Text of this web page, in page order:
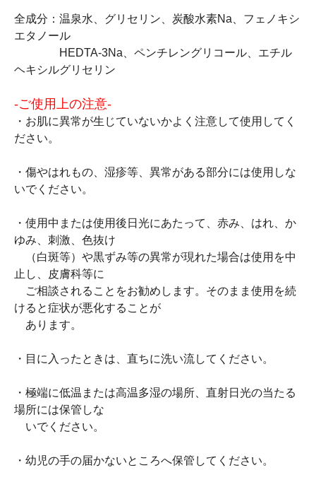
全成分：温泉水、グリセリン、炭酸水素Na、フェノキシ
エタノール
HEDTA-3Na、ペンチレングリコール、エチル
ヘキシルグリセリン
-ご使用上の注意-
・お肌に異常が生じていないかよく注意して使用してく
ださい。
・傷やはれもの、湿疹等、異常がある部分には使用しな
いでください。
・使用中または使用後日光にあたって、赤み、はれ、か
ゆみ、刺激、色抜け
（白斑等）や黒ずみ等の異常が現れた場合は使用を中
止し、皮膚科等に
ご相談されることをお勧めします。そのまま使用を続
けると症状が悪化することが
あります。
・目に入ったときは、直ちに洗い流してください。
・極端に低温または高温多湿の場所、直射日光の当たる
場所には保管しな
いでください。
・幼児の手の届かないところへ保管してください。